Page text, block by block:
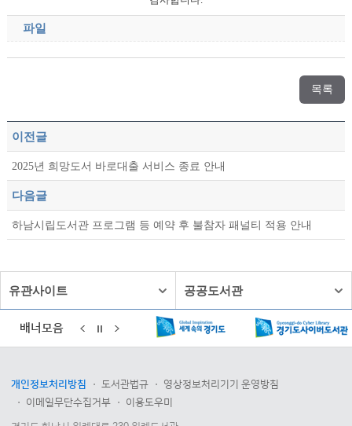
파일
목록
이전글
2025년 희망도서 바로대출 서비스 종료 안내
다음글
하남시립도서관 프로그램 등 예약 후 불참자 패널티 적용 안내
유관사이트 공공도서관
배너모음
개인정보처리방침 도서관법규
영상정보처리기기 운영방침
이메일무단수집거부
이용도우미